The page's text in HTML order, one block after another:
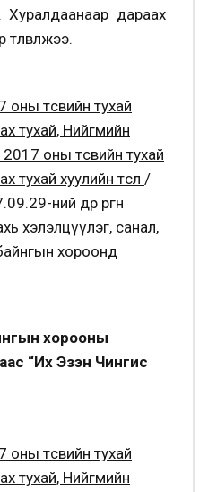
дараах
төсвийн тухай
тухай, Нийгмийн
оны төсвийн тухай
тухай хуулийн төсөл /
ний өдөр өргөн
хэлэлцүүлэг, санал,
хороонд
хорооны
“Их Эзэн Чингис
төсвийн тухай
тухай, Нийгмийн